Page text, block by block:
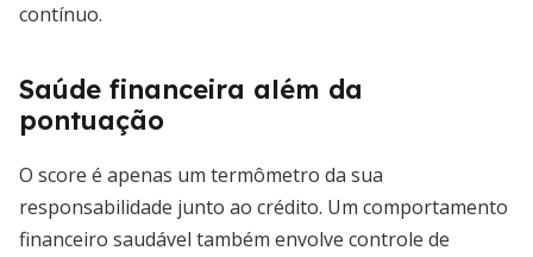
contínuo.
Saúde financeira além da
pontuação
O score é apenas um termômetro da sua
responsabilidade junto ao crédito. Um comportamento
financeiro saudável também envolve controle de